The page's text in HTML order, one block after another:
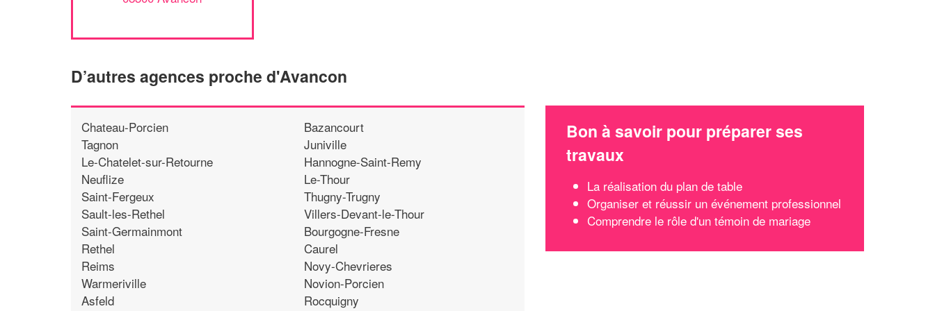
D’autres agences proche d'Avancon
Chateau-Porcien
Tagnon
Le-Chatelet-sur-Retourne
Neuflize
Saint-Fergeux
Sault-les-Rethel
Saint-Germainmont
Rethel
Reims
Warmeriville
Asfeld
Bazancourt
Juniville
Hannogne-Saint-Remy
Le-Thour
Thugny-Trugny
Villers-Devant-le-Thour
Bourgogne-Fresne
Caurel
Novy-Chevrieres
Novion-Porcien
Rocquigny
Bon à savoir pour préparer ses
travaux
La réalisation du plan de table
Organiser et réussir un événement professionnel
Comprendre le rôle d'un témoin de mariage